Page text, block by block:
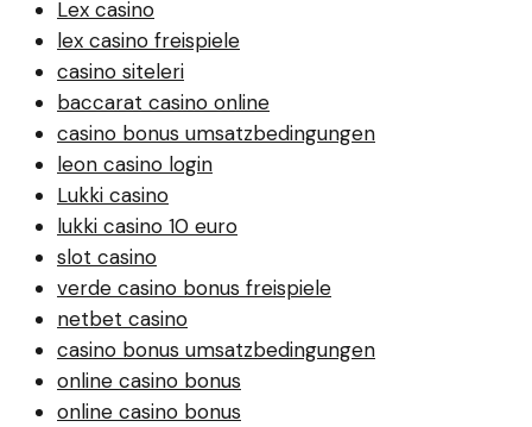
Lex casino
lex casino freispiele
casino siteleri
baccarat casino online
casino bonus umsatzbedingungen
leon casino login
Lukki casino
lukki casino 10 euro
slot casino
verde casino bonus freispiele
netbet casino
casino bonus umsatzbedingungen
online casino bonus
online casino bonus